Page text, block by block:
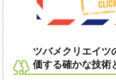
ツバメクリエイツ
価する確かな技術